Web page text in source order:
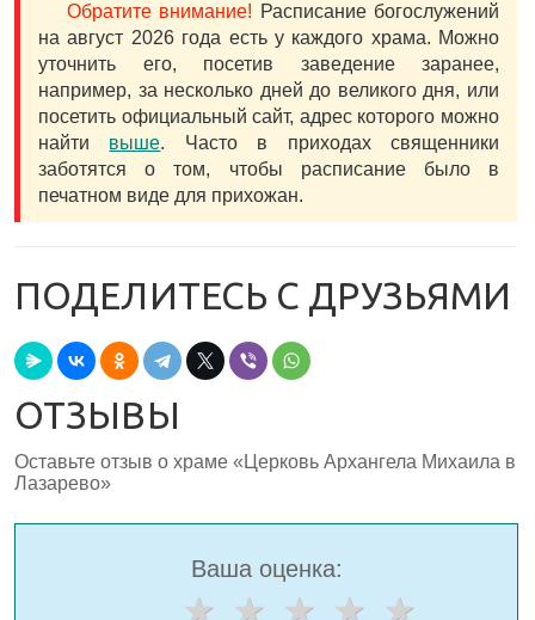
Обратите внимание! Расписание богослужений
на август 2026 года есть у каждого храма. Можно
уточнить его, посетив заведение заранее,
например, за несколько дней до великого дня, или
посетить официальный сайт, адрес которого можно
найти выше. Часто в приходах священники
заботятся о том, чтобы расписание было в
печатном виде для прихожан.
ПОДЕЛИТЕСЬ С ДРУЗЬЯМИ
ОТЗЫВЫ
Оставьте отзыв о храме «Церковь Архангела Михаила в
Лазарево»
Ваша оценка: